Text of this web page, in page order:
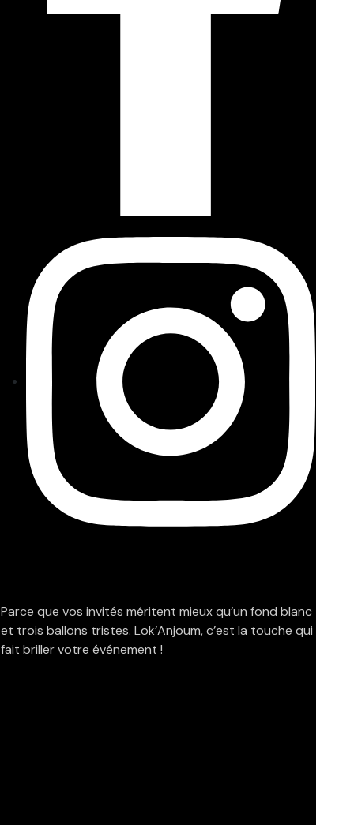
Parce que vos invités méritent mieux qu’un fond blanc
et trois ballons tristes. Lok’Anjoum, c’est la touche qui
fait briller votre événement !